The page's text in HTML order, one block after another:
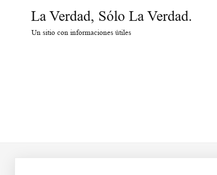
La Verdad, Sólo La Verdad.
Un sitio con informaciones útiles